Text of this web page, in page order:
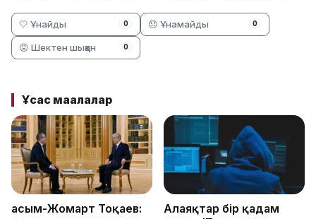
🤍 Ұнайды 0 😞 Ұнамайды 0
😡 Шектен шыққан 0
Ұқсас мақалалар
Қасым-Жомарт Тоқаев:
Алаяқтар бір қадам